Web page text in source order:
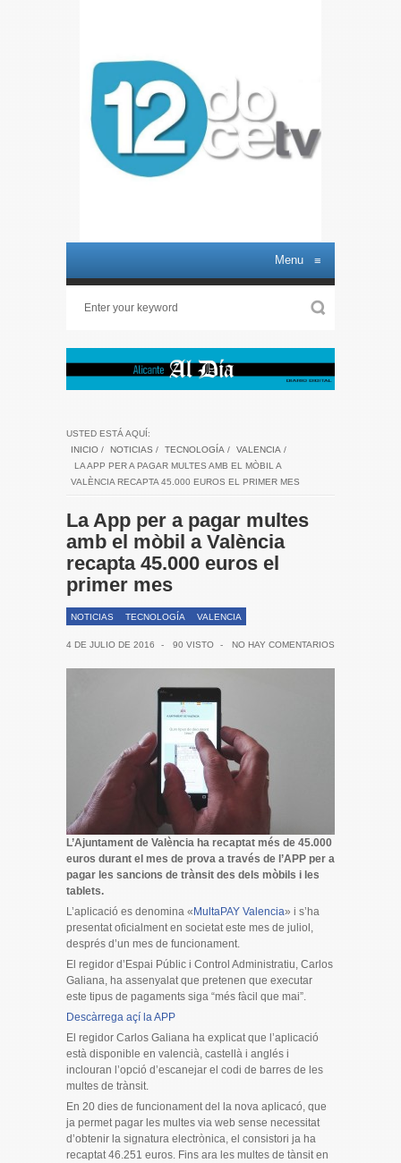
Menu ≡
USTED ESTÁ AQUÍ:
INICIO / NOTICIAS / TECNOLOGÍA / VALENCIA /
LA APP PER A PAGAR MULTES AMB EL MÒBIL A
VALÈNCIA RECAPTA 45.000 EUROS EL PRIMER MES
La App per a pagar multes
amb el mòbil a València
recapta 45.000 euros el
primer mes
NOTICIAS TECNOLOGÍA VALENCIA
4 DE JULIO DE 2016 - 90 VISTO - NO HAY COMENTARIOS
L’Ajuntament de València ha recaptat més de 45.000
euros durant el mes de prova a través de l’APP per a
pagar les sancions de trànsit des dels mòbils i les
tablets.
L’aplicació es denomina «MultaPAY Valencia» i s’ha
presentat oficialment en societat este mes de juliol,
després d’un mes de funcionament.
El regidor d’Espai Públic i Control Administratiu, Carlos
Galiana, ha assenyalat que pretenen que executar
este tipus de pagaments siga “més fàcil que mai”.
Descàrrega açí la APP
El regidor Carlos Galiana ha explicat que l’aplicació
està disponible en valencià, castellà i anglés i
inclouran l’opció d’escanejar el codi de barres de les
multes de trànsit.
En 20 dies de funcionament del la nova aplicacó, que
ja permet pagar les multes via web sense necessitat
d’obtenir la signatura electrònica, el consistori ja ha
recaptat 46.251 euros. Fins ara les multes de tànsit en